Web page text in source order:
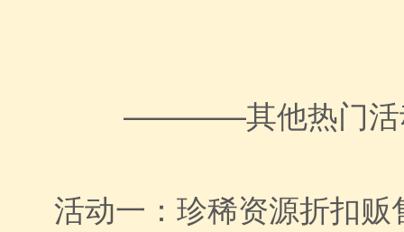
————其他热门
活动一：珍稀资源折扣贩